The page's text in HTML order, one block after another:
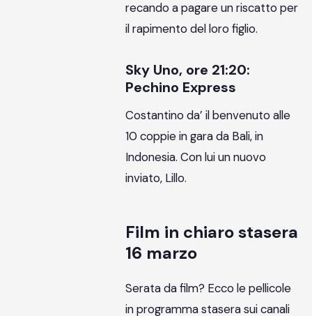
recando a pagare un riscatto per
il rapimento del loro figlio.
Sky Uno, ore 21:20:
Pechino Express
Costantino da’ il benvenuto alle
10 coppie in gara da Bali, in
Indonesia. Con lui un nuovo
inviato, Lillo.
Film in chiaro stasera
16 marzo
Serata da film? Ecco le pellicole
in programma stasera sui canali